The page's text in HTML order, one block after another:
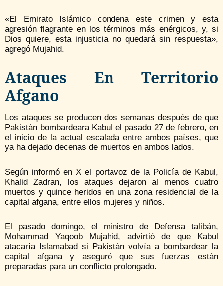
«El Emirato Islámico condena este crimen y esta
agresión flagrante en los términos más enérgicos, y, si
Dios quiere, esta injusticia no quedará sin respuesta»,
agregó Mujahid.
Ataques En Territorio
Afgano
Los ataques se producen dos semanas después de que
Pakistán bombardeara Kabul el pasado 27 de febrero, en
el inicio de la actual escalada entre ambos países, que
ya ha dejado decenas de muertos en ambos lados.
Según informó en X el portavoz de la Policía de Kabul,
Khalid Zadran, los ataques dejaron al menos cuatro
muertos y quince heridos en una zona residencial de la
capital afgana, entre ellos mujeres y niños.
El pasado domingo, el ministro de Defensa talibán,
Mohammad Yaqoob Mujahid, advirtió de que Kabul
atacaría Islamabad si Pakistán volvía a bombardear la
capital afgana y aseguró que sus fuerzas están
preparadas para un conflicto prolongado.